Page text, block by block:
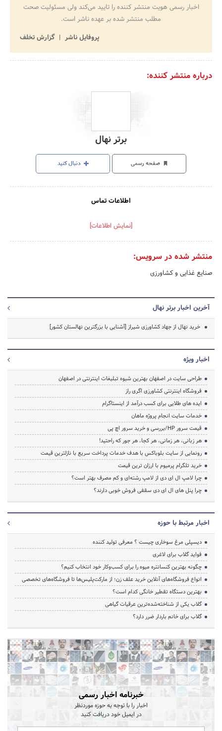
اخبار رسمی هویت منتشر کننده را تایید می‌کند ولی مسئولیت صحت
مطلب منتشر شده بر عهده ناشر است.
پروفایل ناشر
گزارش تخلف
درباره منتشر کننده:
برتر نهال
صفحه رسمی دنبال کنید
اطلاعات تماس
[نمایش اطلاعات]
منتشر شده در سرویس:
صنایع غذایی و کشاورزی
آخرین اخبار برتر نهال
خرید نهال از جهاد کشاورزی شیراز [آشنایی با بزرگترین نهالستان کشور]
اخبار ویژه
طراحی سایت در اصفهان بهترین شیوه تبلیغات اینترنتی در اصفهان
فروشگاه اینترنتی کشاورزی اگری راز
ایده های طلایی برای کسب درآمد از اینستاگرام
خدمات سایت انجام پروژه ماهان
قیمت سرور HP/بررسی و خرید سرور اچ پی
هر زبانی، هر زمانی، هر کجا، هر جور که راحتید!
رونمایی از سایت بلوباکس با هدف خدمات پرداخت سریع با نازلترین قیمت
خرید تلگرام پرمیوم با ارزان ترین قیمت
چرا لامپ ال ای دی از لامپ رشته‌ای و کم مصرف بهتر است؟
چرا پنل های ال ای دی سقفی فروش خوبی دارند؟
اخبار مرتبط با حوزه
دیسپلی مرغ سوخاری چیست ؟ معرفی تولید کننده
فواید گلاب برای لاغری
چگونه بهترین کنسانتره میوه را برای کسب‌وکار خود انتخاب کنیم؟
انواع فروشگاه‌های آنلاین خرید علف زن؛ از مارکت‌پلیس‌ها تا فروشگاه‌های تخصصی
بهترین دستگاه تقطیر خانگی کدام است؟
گلاب یکی از شناخته‌شده‌ترین عرقیات گیاهی
گلاب برای خانم باردار ضرر دارد؟
خبرنامه اخبار رسمی
اخبار را با توجه به حوزه موردنظر
در ایمیل خود دریافت کنید